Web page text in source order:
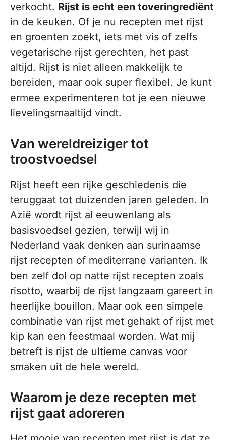
verkocht. Rijst is echt een toveringrediënt
in de keuken. Of je nu recepten met rijst
en groenten zoekt, iets met vis of zelfs
vegetarische rijst gerechten, het past
altijd. Rijst is niet alleen makkelijk te
bereiden, maar ook super flexibel. Je kunt
ermee experimenteren tot je een nieuwe
lievelingsmaaltijd vindt.
Van wereldreiziger tot
troostvoedsel
Rijst heeft een rijke geschiedenis die
teruggaat tot duizenden jaren geleden. In
Azië wordt rijst al eeuwenlang als
basisvoedsel gezien, terwijl wij in
Nederland vaak denken aan surinaamse
rijst recepten of mediterrane varianten. Ik
ben zelf dol op natte rijst recepten zoals
risotto, waarbij de rijst langzaam gareert in
heerlijke bouillon. Maar ook een simpele
combinatie van rijst met gehakt of rijst met
kip kan een feestmaal worden. Wat mij
betreft is rijst de ultieme canvas voor
smaken uit de hele wereld.
Waarom je deze recepten met
rijst gaat adoreren